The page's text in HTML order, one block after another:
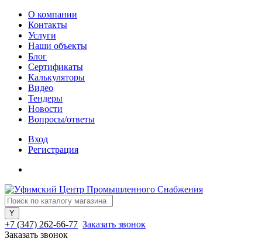
О компании
Контакты
Услуги
Наши объекты
Блог
Сертификаты
Калькуляторы
Видео
Тендеры
Новости
Вопросы/ответы
Вход
Регистрация
+7 (347) 262-66-77 Заказать звонок
Заказать звонок